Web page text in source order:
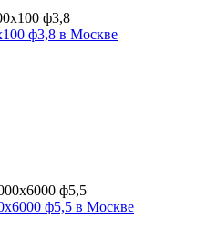
ф3,8 в Москве
ф5,5 в Москве